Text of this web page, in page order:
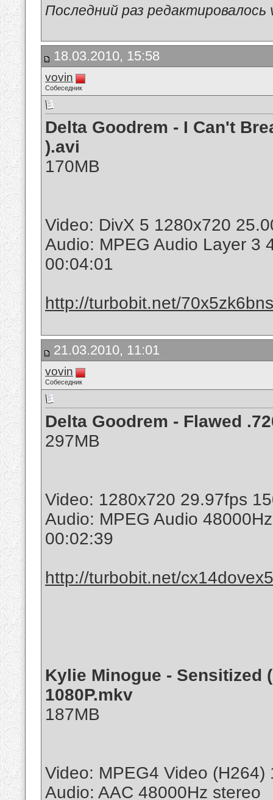
Последний раз
18.03.2010, 15:58
vovin
Собеседник
Delta Goodrem - I Can't
).avi
170MB
Video: DivX 5 1280x720
Audio: MPEG Audio Layer 3
00:04:01
http://turbobit.net/
21.03.2010, 11:01
vovin
Собеседник
Delta Goodrem - Flawed
297MB
Video: 1280x720 29.97fps
Audio: MPEG Audio
00:02:39
http://turbobit.net/
Kylie Minogue - Sensitized
1080P.mkv
187MB
Video: MPEG4 Video
Audio: AAC 48000Hz stereo